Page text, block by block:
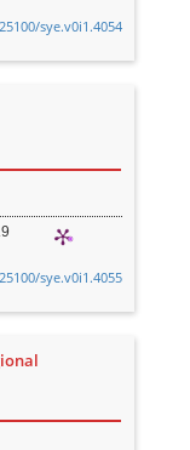
sye.v0i1.4054
sye.v0i1.4055